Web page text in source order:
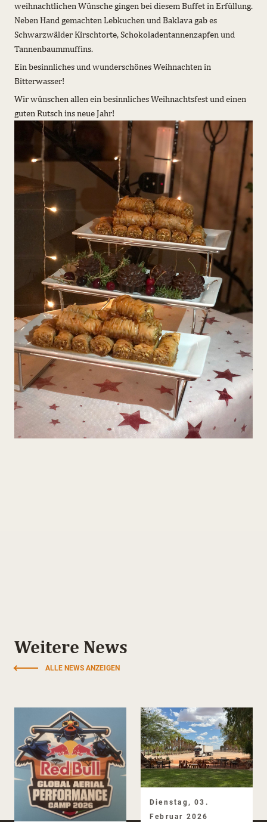
weihnachtlichen Wünsche gingen bei diesem Buffet in Erfüllung.
Neben Hand gemachten Lebkuchen und Baklava gab es
Schwarzwälder Kirschtorte, Schokoladentannenzapfen und
Tannenbaummuffins.
Ein besinnliches und wunderschönes Weihnachten in
Bitterwasser!
Wir wünschen allen ein besinnliches Weihnachtsfest und einen
guten Rutsch ins neue Jahr!
Weitere News
ALLE NEWS ANZEIGEN
Dienstag, 03.
Februar 2026